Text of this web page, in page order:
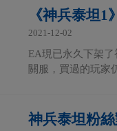
《神兵泰坦
2021-12-02
EA現已永久下架
關服，買過的玩家
神兵泰坦粉